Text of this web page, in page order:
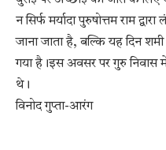
न सिर्फ मर्यादा पुरुषोत्तम राम
जाना जाता है, बल्कि यह दिन
गया है।इस अवसर पर गुरु निवास
थे।
विनोद गुप्ता-आरंग